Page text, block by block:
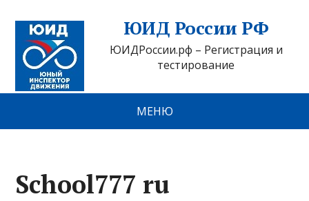
ЮИД России РФ
ЮИДРоссии.рф – Регистрация и
тестирование
МЕНЮ
School777 ru